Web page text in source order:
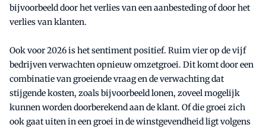
bijvoorbeeld door het verlies van een aanbesteding of door het
verlies van klanten.
Ook voor 2026 is het sentiment positief. Ruim vier op de vijf
bedrijven verwachten opnieuw omzetgroei. Dit komt door een
combinatie van groeiende vraag en de verwachting dat
stijgende kosten, zoals bijvoorbeeld lonen, zoveel mogelijk
kunnen worden doorberekend aan de klant. Of die groei zich
ook gaat uiten in een groei in de winstgevendheid ligt volgens